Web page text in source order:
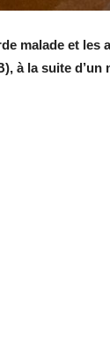
malade et les
à la suite d’un